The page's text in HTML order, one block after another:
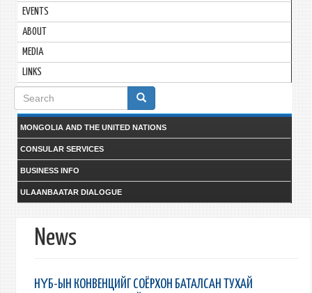
EVENTS
ABOUT
MEDIA
LINKS
Search
form
MONGOLIA AND THE UNITED NATIONS
CONSULAR SERVICES
BUSINESS INFO
ULAANBAATAR DIALOGUE
News
НҮБ-ЫН КОНВЕНЦИЙГ СОЁРХОН БАТАЛСАН ТУХАЙ